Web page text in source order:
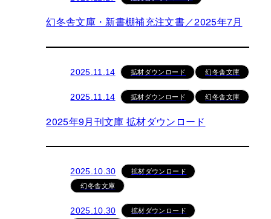
幻冬舎文庫・新書棚補充注文書／2025年7月
2025.11.14 拡材ダウンロード 幻冬舎文庫
2025.11.14 拡材ダウンロード 幻冬舎文庫
2025年9月刊文庫 拡材ダウンロード
2025.10.30
拡材ダウンロード
幻冬舎文庫
2025.10.30
拡材ダウンロード